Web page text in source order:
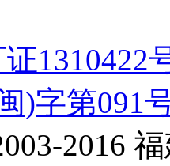
1310422
)字第091
2016